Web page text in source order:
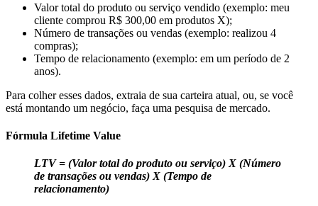
Valor total do produto ou serviço vendido (exemplo: meu
cliente comprou R$ 300,00 em produtos X);
Número de transações ou vendas (exemplo: realizou 4
compras);
Tempo de relacionamento (exemplo: em um período de 2
anos).
Para colher esses dados, extraia de sua carteira atual, ou, se você
está montando um negócio, faça uma pesquisa de mercado.
Fórmula Lifetime Value
LTV = (Valor total do produto ou serviço) X (Número
de transações ou vendas) X (Tempo de
relacionamento)